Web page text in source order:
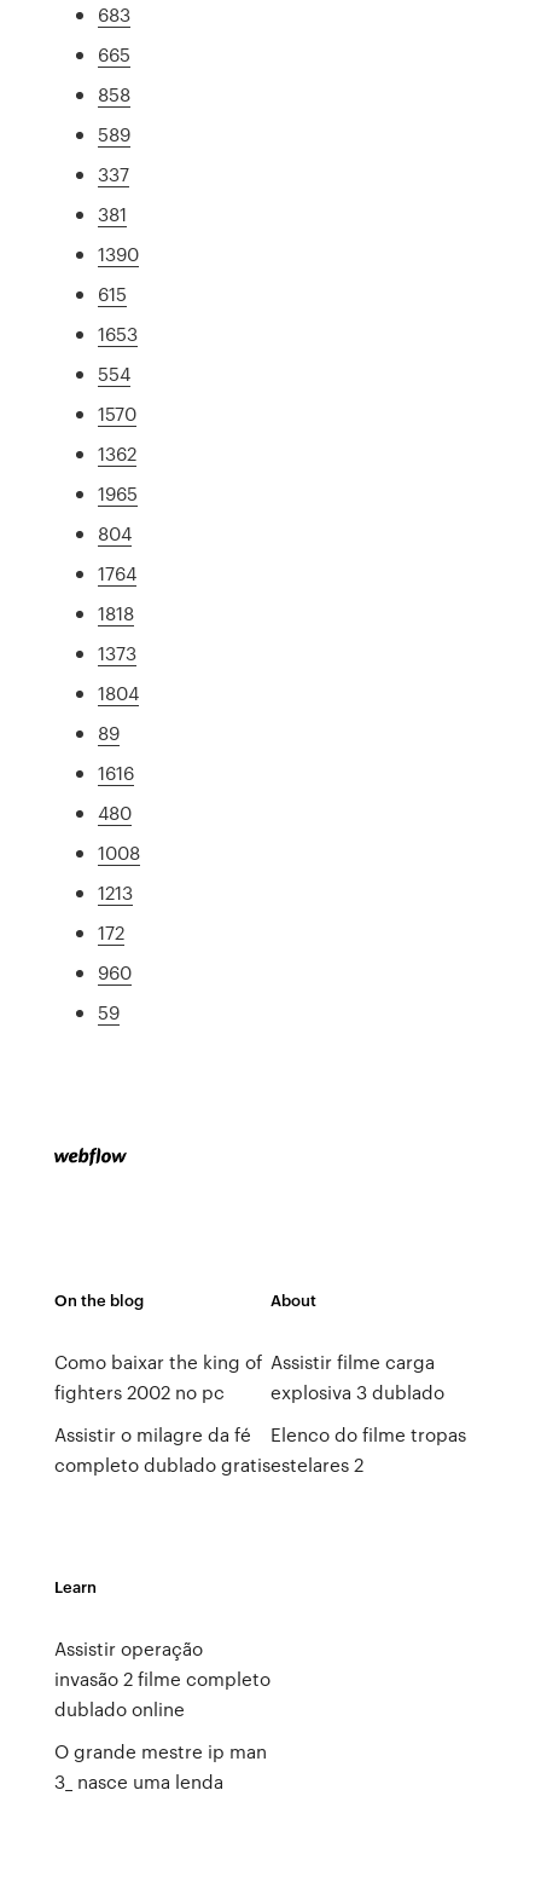
683
665
858
589
337
381
1390
615
1653
554
1570
1362
1965
804
1764
1818
1373
1804
89
1616
480
1008
1213
172
960
59
On the blog
Como baixar the king of
fighters 2002 no pc
Assistir o milagre da fé
completo dublado gratis
About
Assistir filme carga
explosiva 3 dublado
Elenco do filme tropas
estelares 2
Learn
Assistir operação
invasão 2 filme completo
dublado online
O grande mestre ip man
3_ nasce uma lenda